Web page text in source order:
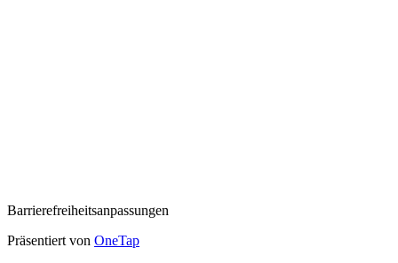
Barrierefreiheitsanpassungen
Präsentiert von OneTap